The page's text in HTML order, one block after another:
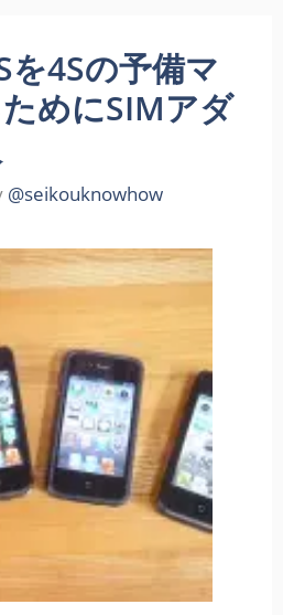
を4Sの予備マ
めにSIMアダ
@seikouknowhow